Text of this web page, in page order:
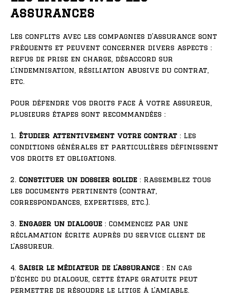
assurances
Les conflits avec les compagnies d’assurance sont
fréquents et peuvent concerner divers aspects :
refus de prise en charge, désaccord sur
l’indemnisation, résiliation abusive du contrat,
etc.
Pour défendre vos droits face à votre assureur,
plusieurs étapes sont recommandées :
1. Étudier attentivement votre contrat : Les
conditions générales et particulières définissent
vos droits et obligations.
2. Constituer un dossier solide : Rassemblez tous
les documents pertinents (contrat,
correspondances, expertises, etc.).
3. Engager un dialogue : Commencez par une
réclamation écrite auprès du service client de
l’assureur.
4. Saisir le médiateur de l’assurance : En cas
d’échec du dialogue, cette étape gratuite peut
permettre de résoudre le litige à l’amiable.